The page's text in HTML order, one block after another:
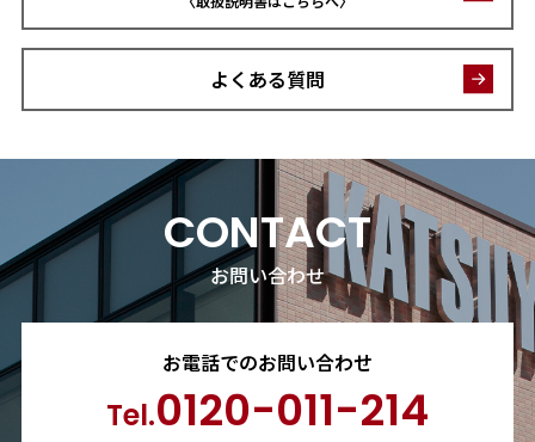
よくある質問
CONTACT
お問い合わせ
お電話でのお問い合わせ
Tel.0120-011-214